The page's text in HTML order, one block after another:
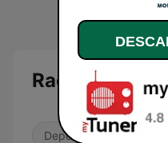
Radio
Deportes Años 80